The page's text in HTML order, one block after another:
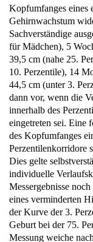
Gehirnwachstum
Sachverständige
für Mädchen), 5
39,5 cm (nahe 25.
10. Perzentile), 14
44,5 cm (unter 3.
dann vor, wenn die
innerhalb des
eingetreten sei. Eine
des Kopfumfanges
Perzentilenkorridore
Dies gelte
individuelle
Messergebnisse
eines verminderten
der Kurve der 3.
Geburt bei der 75.
Messung weiche
noch bei der 25.